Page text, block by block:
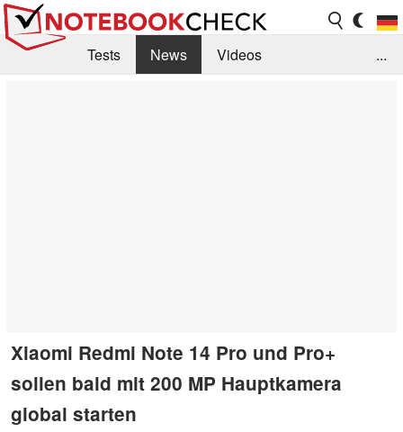
Tests News
Videos
...
Xiaomi Redmi Note 14 Pro und Pro+
sollen bald mit 200 MP Hauptkamera
global starten